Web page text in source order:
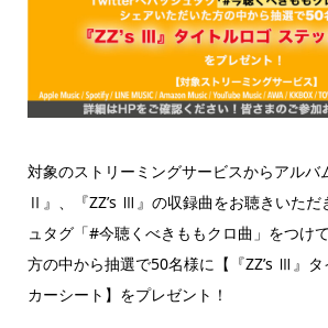
対象のストリーミングサービスからアルバ
Ⅱ』、『ZZ’s Ⅲ』の収録曲をお聴きいた
ュタグ「#今聴くべきももクロ曲」をつけ
方の中から抽選で50名様に【『ZZ’s Ⅲ』
カーシート】をプレゼント！